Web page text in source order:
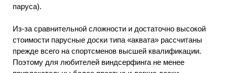
паруса).
Из-за сравнительной сложности и достаточно высокой
стоимости парусные доски типа «аквата» рассчитаны
прежде всего на спортсменов высшей квалификации.
Поэтому для любителей виндсерфинга не менее